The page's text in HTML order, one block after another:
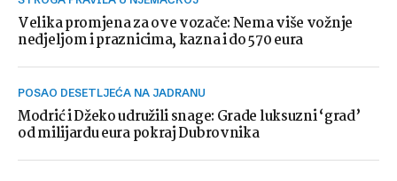
Velika promjena za ove vozače: Nema više vožnje
nedjeljom i praznicima, kazna i do 570 eura
POSAO DESETLJEĆA NA JADRANU
Modrić i Džeko udružili snage: Grade luksuzni ‘grad’
od milijardu eura pokraj Dubrovnika